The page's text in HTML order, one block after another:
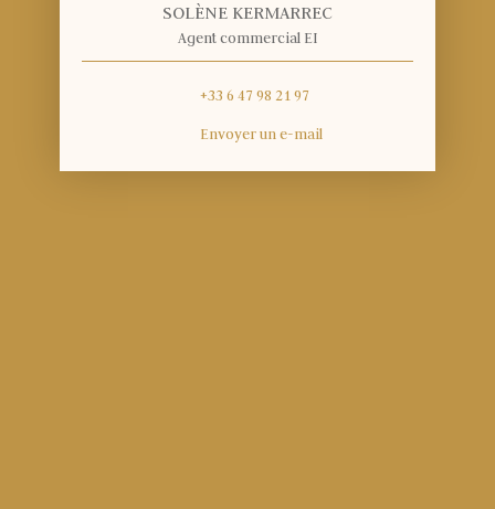
SOLÈNE KERMARREC
Agent commercial EI
+33 6 47 98 21 97
Envoyer un e-mail